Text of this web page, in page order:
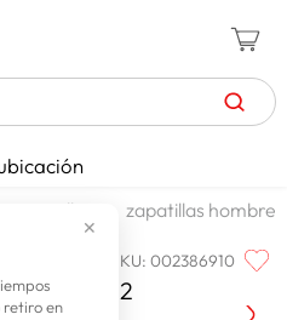
✕
en
zapatillas zapatillas hombre
SKU:002386910
310093 02